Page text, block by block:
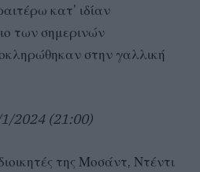
κατ’ ιδίαν
των σημερινών
στην γαλλική
1/2024 (21:00)
της Μοσάντ, Ντέντι